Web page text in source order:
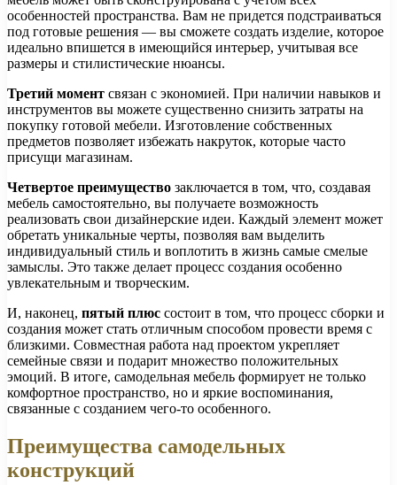
особенностей пространства. Вам не придется подстраиваться
под готовые решения — вы сможете создать изделие, которое
идеально впишется в имеющийся интерьер, учитывая все
размеры и стилистические нюансы.
Третий момент связан с экономией. При наличии навыков и
инструментов вы можете существенно снизить затраты на
покупку готовой мебели. Изготовление собственных
предметов позволяет избежать накруток, которые часто
присущи магазинам.
Четвертое преимущество заключается в том, что, создавая
мебель самостоятельно, вы получаете возможность
реализовать свои дизайнерские идеи. Каждый элемент может
обретать уникальные черты, позволяя вам выделить
индивидуальный стиль и воплотить в жизнь самые смелые
замыслы. Это также делает процесс создания особенно
увлекательным и творческим.
И, наконец, пятый плюс состоит в том, что процесс сборки и
создания может стать отличным способом провести время с
близкими. Совместная работа над проектом укрепляет
семейные связи и подарит множество положительных
эмоций. В итоге, самодельная мебель формирует не только
комфортное пространство, но и яркие воспоминания,
связанные с созданием чего-то особенного.
Преимущества самодельных
конструкций